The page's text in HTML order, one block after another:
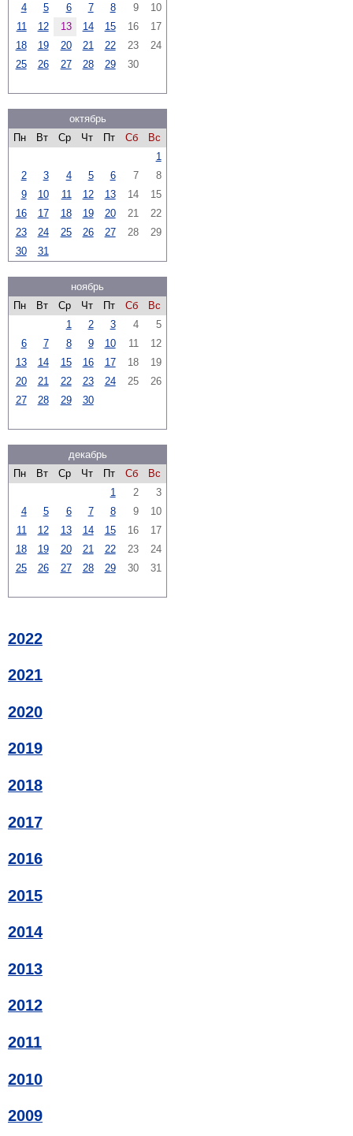
4
5 6 7 8 9
10
11
12 13 14 15 16
17
18
19 20 21 22 23
24
25
26 27 28 29 30
октябрь
Пн
Вт Ср Чт Пт Сб
Вс
1
2
3 4 5 6 7
8
9
10 11 12 13 14
15
16
17 18 19 20 21
22
23
24 25 26 27 28
29
30
31
ноябрь
Пн
Вт Ср Чт Пт Сб
Вс
1
2 3 4
5
6
7 8 9 10 11
12
13
14 15 16 17 18
19
20
21 22 23 24 25
26
27
28 29 30
декабрь
Пн
Вт Ср Чт Пт Сб
Вс
1
2
3
4
5 6 7 8 9
10
11
12 13 14 15 16
17
18
19 20 21 22 23
24
25
26 27 28 29 30 31
2022
2021
2020
2019
2018
2017
2016
2015
2014
2013
2012
2011
2010
2009